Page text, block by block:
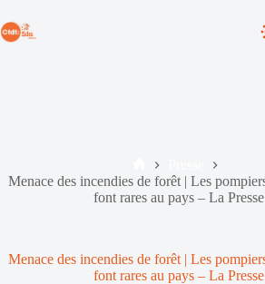
au
contenu
Accueil
Menace des incendies de forêt | Les
font rares au pays – La Presse
Menace des incendies de forêt | Les
font rares au pays – La Presse